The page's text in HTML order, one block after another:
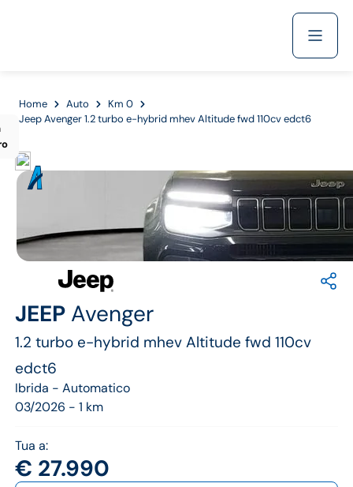
Servizi
Home Auto
Km 0
Jeep Avenger 1.2 turbo e-hybrid mhev Altitude fwd 110cv edct6
JEEP Avenger
1.2 turbo e-hybrid mhev Altitude fwd 110cv
edct6
Ibrida - Automatico
03/2026 - 1 km
Tua a:
€ 27.990